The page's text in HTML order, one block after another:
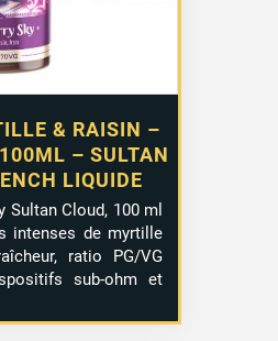
& RAISIN –
– SULTAN
LIQUIDE
Sultan Cloud, 100 ml
intenses de myrtille
ratio PG/VG
sub-ohm et